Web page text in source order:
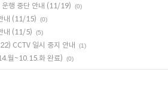
운행 중단 안내 (11/19) (0)
내 (11/15) (0)
내 (11/5) (5)
CCTV 일시 중지 안내 (1)
월~10.15.화 완료) (0)